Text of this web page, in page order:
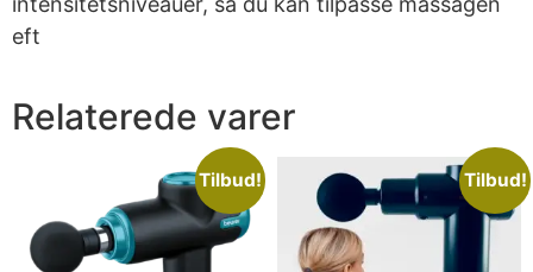
eft
Relaterede varer
Tilbud! Tilbud!